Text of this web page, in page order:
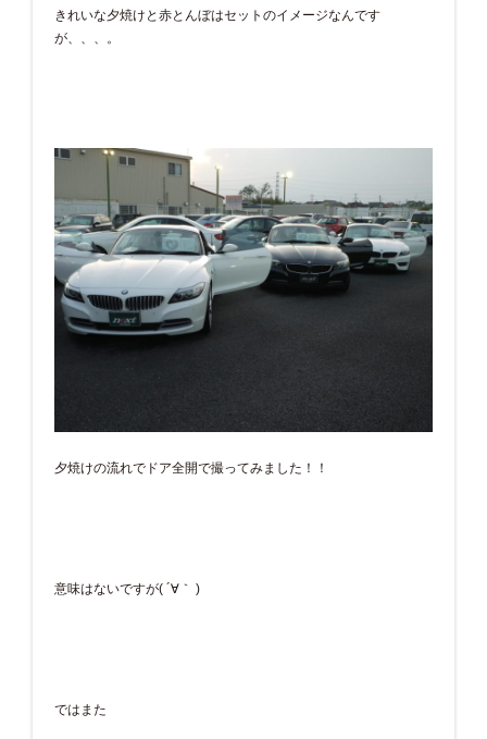
きれいな夕焼けと赤とんぼはセットのイメージなんです
が、、、。
夕焼けの流れでドア全開で撮ってみました！！
意味はないですが( ´∀｀ )
ではまた